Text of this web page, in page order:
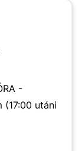
-
utáni